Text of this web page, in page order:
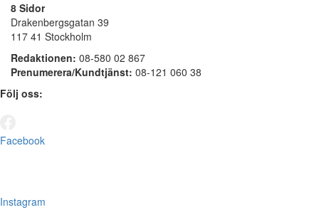
8 Sidor
Drakenbergsgatan 39
117 41 Stockholm
Redaktionen: 08-580 02 867
Prenumerera/Kundtjänst: 08-121 060 38
Följ oss:
Facebook
Instagram